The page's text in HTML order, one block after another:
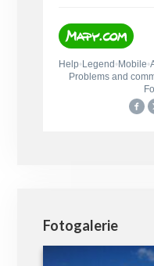
Fotogalerie